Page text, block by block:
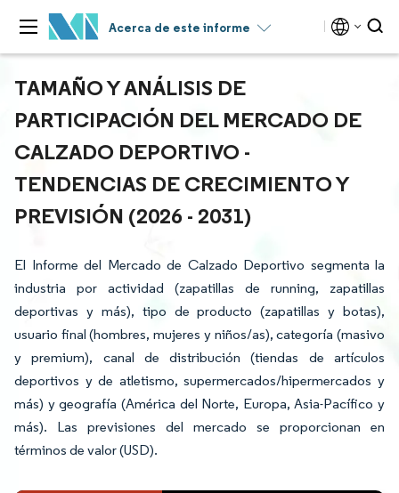
Acerca de este informe
TAMAÑO Y ANÁLISIS DE
PARTICIPACIÓN DEL MERCADO DE
CALZADO DEPORTIVO -
TENDENCIAS DE CRECIMIENTO Y
PREVISIÓN (2026 - 2031)
El Informe del Mercado de Calzado Deportivo segmenta la
industria por actividad (zapatillas de running, zapatillas
deportivas y más), tipo de producto (zapatillas y botas),
usuario final (hombres, mujeres y niños/as), categoría (masivo
y premium), canal de distribución (tiendas de artículos
deportivos y de atletismo, supermercados/hipermercados y
más) y geografía (América del Norte, Europa, Asia-Pacífico y
más). Las previsiones del mercado se proporcionan en
términos de valor (USD).